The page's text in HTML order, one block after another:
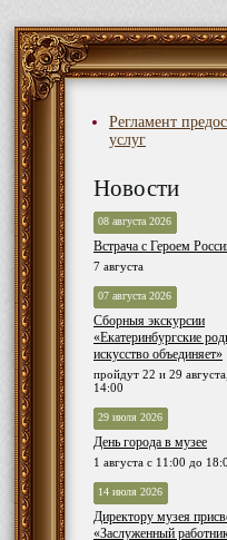
Регламент
услуг
Новости
08 августа 2026
Встрача с Героем
7 августа
07 августа 2026
Сборныя экскурсии
«Екатеринбургские
искусство объединяет»
пройдут 22 и 29
14:00
29 июля 2026
День города в музее
1 августа с 11:00 до
14 июля 2026
Директору музея
«Заслуженный